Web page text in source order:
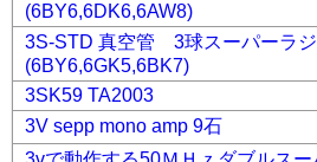
(6BY6,6DK6,6AW8)
3S-STD 真空管 3球スーパー
(6BY6,6GK5,6BK7)
3SK59 TA2003
3V sepp mono amp 9石